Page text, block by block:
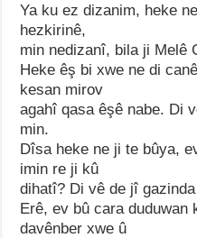
Ya ku ez dizanim, heke
hezkirinê,
min nedizanî, bila ji
Heke êş bi xwe ne di
kesan mirov
agahî qasa êşê nabe. Di
min.
Dîsa heke ne ji te bûya,
imin re ji kû
dihatî? Di vê de jî
Erê, ev bû cara duduwan
davênber xwe û